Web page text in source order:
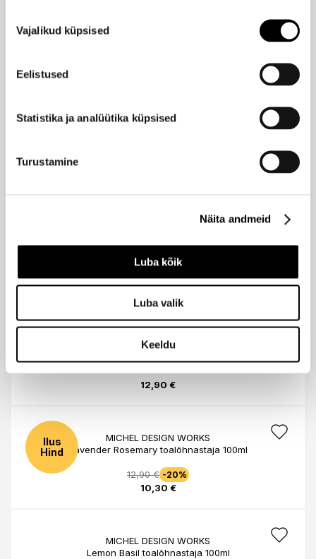
valik
Vajalikud küpsised
Eelistused
Statistika ja analüütika küpsised
Turustamine
Näita andmeid
Luba kõik
Luba valik
Keeldu
68,95 €
ACCA KAPPA
68,95 €
MICHEL DESIGN WORKS
Beach toalõhnastaja 100ml
12,90 €
Ilus
Hind
MICHEL DESIGN WORKS
Lavender Rosemary toalõhnastaja 100ml
12,90 € -20%
10,30 €
MICHEL DESIGN WORKS
Lemon Basil toalõhnastaja 100ml